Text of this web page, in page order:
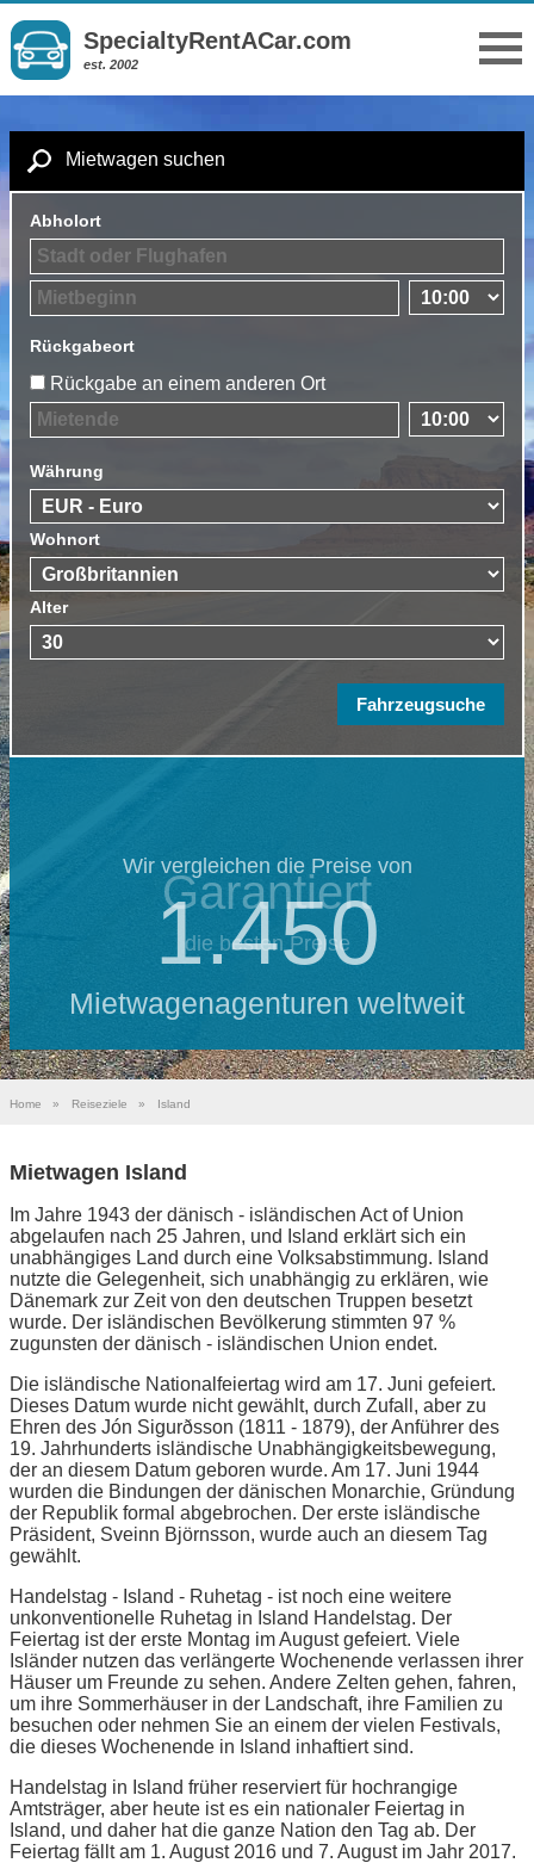
SpecialtyRentACar.com
est. 2002
Mietwagen suchen
Abholort
Rückgabeort
Rückgabe an einem anderen Ort
Währung
Wohnort
Alter
Wir vergleichen die Preise von
1.450
Mietwagenagenturen weltweit
Garantiert
die besten Preise
Home » Reiseziele » Island
Mietwagen Island
Im Jahre 1943 der dänisch - isländischen Act of Union
abgelaufen nach 25 Jahren, und Island erklärt sich ein
unabhängiges Land durch eine Volksabstimmung. Island
nutzte die Gelegenheit, sich unabhängig zu erklären, wie
Dänemark zur Zeit von den deutschen Truppen besetzt
wurde. Der isländischen Bevölkerung stimmten 97 %
zugunsten der dänisch - isländischen Union endet.
Die isländische Nationalfeiertag wird am 17. Juni gefeiert.
Dieses Datum wurde nicht gewählt, durch Zufall, aber zu
Ehren des Jón Sigurðsson (1811 - 1879), der Anführer des
19. Jahrhunderts isländische Unabhängigkeitsbewegung,
der an diesem Datum geboren wurde. Am 17. Juni 1944
wurden die Bindungen der dänischen Monarchie, Gründung
der Republik formal abgebrochen. Der erste isländische
Präsident, Sveinn Björnsson, wurde auch an diesem Tag
gewählt.
Handelstag - Island - Ruhetag - ist noch eine weitere
unkonventionelle Ruhetag in Island Handelstag. Der
Feiertag ist der erste Montag im August gefeiert. Viele
Isländer nutzen das verlängerte Wochenende verlassen ihrer
Häuser um Freunde zu sehen. Andere Zelten gehen, fahren,
um ihre Sommerhäuser in der Landschaft, ihre Familien zu
besuchen oder nehmen Sie an einem der vielen Festivals,
die dieses Wochenende in Island inhaftiert sind.
Handelstag in Island früher reserviert für hochrangige
Amtsträger, aber heute ist es ein nationaler Feiertag in
Island, und daher hat die ganze Nation den Tag ab. Der
Feiertag fällt am 1. August 2016 und 7. August im Jahr 2017.